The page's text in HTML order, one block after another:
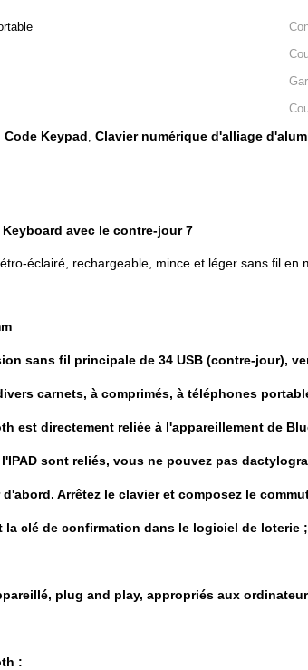
Code Keypad, Clavier numérique d'alliage
avec le contre-jour 7
éclairé, rechargeable, mince et léger sans fil en
sans fil principale de 34 USB (contre-jour),
carnets, à comprimés, à téléphones
est directement reliée à l'appareillement de
sont reliés, vous ne pouvez pas
Arrêtez le clavier et composez le
clé de confirmation dans le logiciel de
plug and play, appropriés aux
: